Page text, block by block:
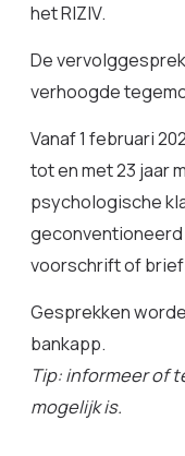
het RIZIV.
De
verhoogde
Vanaf 1 februari
tot en met 23 jaar
psychologische
voorschrift of brief
Gesprekken
bankapp.
Tip: informeer of
mogelijk is.